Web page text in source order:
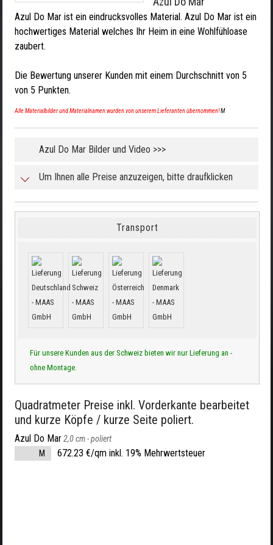
Azul Do Mar ist ein eindrucksvolles Material. Azul Do Mar ist ein
hochwertiges Material welches Ihr Heim in eine Wohlfühloase
zaubert.
Die Bewertung unserer Kunden mit einem Durchschnitt von 5
von 5 Punkten.
Alle Materialbilder und Materialnamen wurden von unserem Lieferanten übernommen!M
Azul Do Mar Bilder und Video >>>
Um Ihnen alle Preise anzuzeigen, bitte draufklicken
Transport
Für unsere Kunden aus der Schweiz bieten wir nur Lieferung an -
ohne Montage.
Quadratmeter Preise inkl. Vorderkante bearbeitet
und kurze Köpfe / kurze Seite poliert.
Azul Do Mar2,0 cm -poliert
M
672.23 €/qm inkl. 19% Mehrwertsteuer